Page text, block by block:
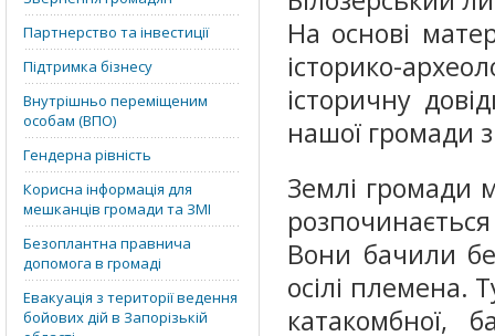
Партнерство та інвестиції
Підтримка бізнесу
Внутрішньо переміщеним
особам (ВПО)
Гендерна рівність
Корисна інформація для
мешканців громади та ЗМІ
Безоплантна правнича
допомога в громаді
Евакуація з території ведення
бойових дій в Запорізькій
На основі
історико-
історичну
нашої громади
Землі громади
Вони бачили
осілі племена.
катакомбної,